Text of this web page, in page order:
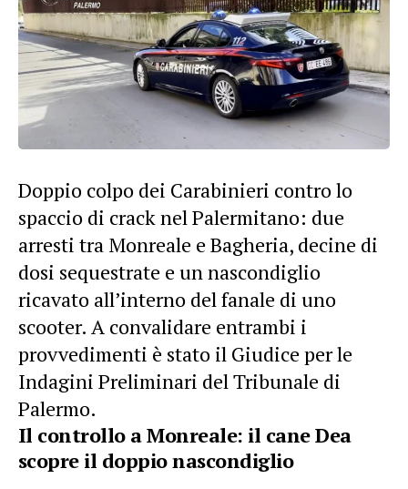
Doppio colpo dei Carabinieri contro lo
spaccio di crack nel Palermitano: due
arresti tra Monreale e Bagheria, decine di
dosi sequestrate e un nascondiglio
ricavato all’interno del fanale di uno
scooter. A convalidare entrambi i
provvedimenti è stato il Giudice per le
Indagini Preliminari del Tribunale di
Palermo.
Il controllo a Monreale: il cane Dea
scopre il doppio nascondiglio